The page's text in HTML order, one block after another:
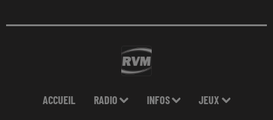
ACCUEIL RADIO INFOS JEUX